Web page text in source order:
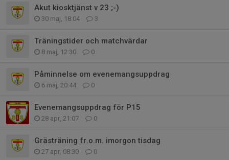
Akut kiosktjänst v 23 ;-)
30 maj, 18:04 3
Träningstider och matchvärdar
8 maj, 12:30 0
Påminnelse om evenemangsuppdrag
6 maj, 20:44 0
Evenemangsuppdrag för P15
28 apr, 21:07 0
Grästräning fr.o.m. imorgon tisdag
27 apr, 08:30 0